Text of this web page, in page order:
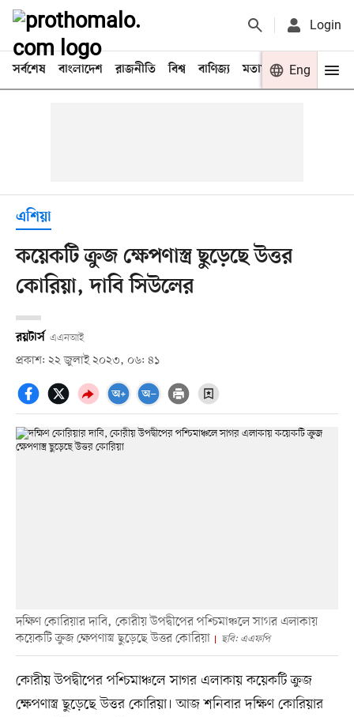
Login
সর্বশেষ বাংলাদেশ রাজনীতি বিশ্ব বাণিজ্য মতামত খেলা
Eng
এশিয়া
কয়েকটি ক্রুজ ক্ষেপণাস্ত্র ছুড়েছে উত্তর
কোরিয়া, দাবি সিউলের
রয়টার্স এএনআই
প্রকাশ: ২২ জুলাই ২০২৩, ০৬: ৪১
দক্ষিণ কোরিয়ার দাবি, কোরীয় উপদ্বীপের পশ্চিমাঞ্চলে সাগর এলাকায়
কয়েকটি ক্রুজ ক্ষেপণাস্ত্র ছুড়েছে উত্তর কোরিয়া
ছবি: এএফপি
কোরীয় উপদ্বীপের পশ্চিমাঞ্চলে সাগর এলাকায় কয়েকটি ক্রুজ
ক্ষেপণাস্ত্র ছুড়েছে উত্তর কোরিয়া। আজ শনিবার দক্ষিণ কোরিয়ার